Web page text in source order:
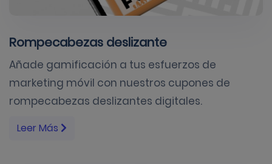
Rompecabezas deslizante
Añade gamificación a tus esfuerzos de
marketing móvil con nuestros cupones de
rompecabezas deslizantes digitales.
Leer Más